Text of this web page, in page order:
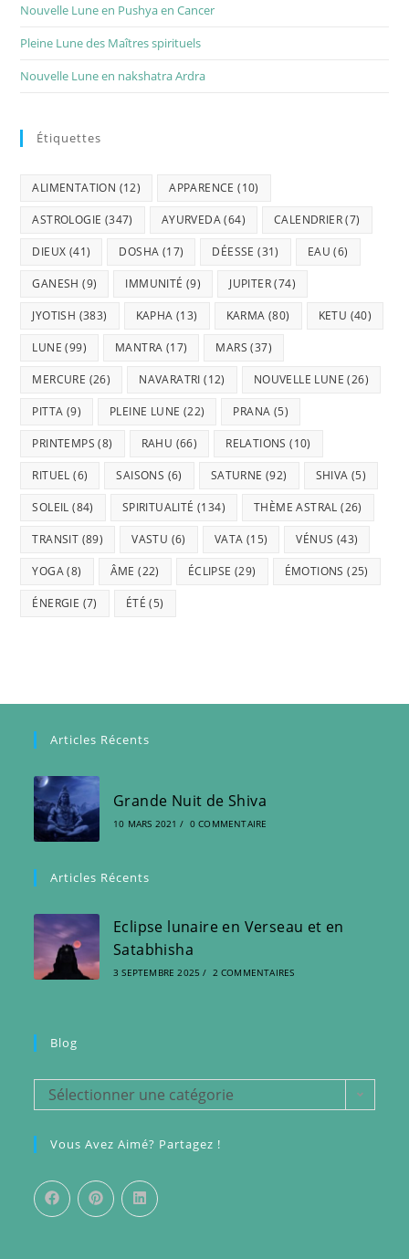
Nouvelle Lune en Pushya en Cancer
Pleine Lune des Maîtres spirituels
Nouvelle Lune en nakshatra Ardra
Étiquettes
ALIMENTATION (12) APPARENCE (10)
ASTROLOGIE (347) AYURVEDA(64) CALENDRIER(7)
DIEUX (41) DOSHA (17) DÉESSE (31) EAU (6)
GANESH (9) IMMUNITÉ (9) JUPITER(74)
JYOTISH (383) KAPHA (13) KARMA (80) KETU (40)
LUNE (99) MANTRA (17) MARS (37)
MERCURE (26) NAVARATRI (12) NOUVELLE LUNE (26)
PITTA (9) PLEINE LUNE (22) PRANA (5)
PRINTEMPS (8) RAHU (66) RELATIONS (10)
RITUEL (6) SAISONS (6) SATURNE (92) SHIVA (5)
SOLEIL (84) SPIRITUALITÉ (134) THÈME ASTRAL (26)
TRANSIT (89) VASTU (6) VATA (15) VÉNUS (43)
YOGA(8) ÂME (22) ÉCLIPSE (29) ÉMOTIONS (25)
ÉNERGIE (7) ÉTÉ (5)
Articles Récents
Grande Nuit de Shiva
10 MARS 2021 / 0 COMMENTAIRE
Articles Récents
Eclipse lunaire en Verseau et en
Satabhisha
3 SEPTEMBRE 2025 / 2 COMMENTAIRES
Blog
BlogSélectionner une catégorie
Vous Avez Aimé? Partagez !